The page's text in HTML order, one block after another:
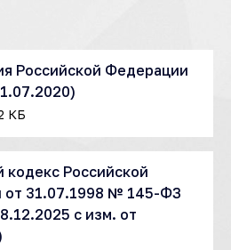
Российской Федерации
КБ
Российской
от 31.07.1998 № 145-ФЗ
с изм. от